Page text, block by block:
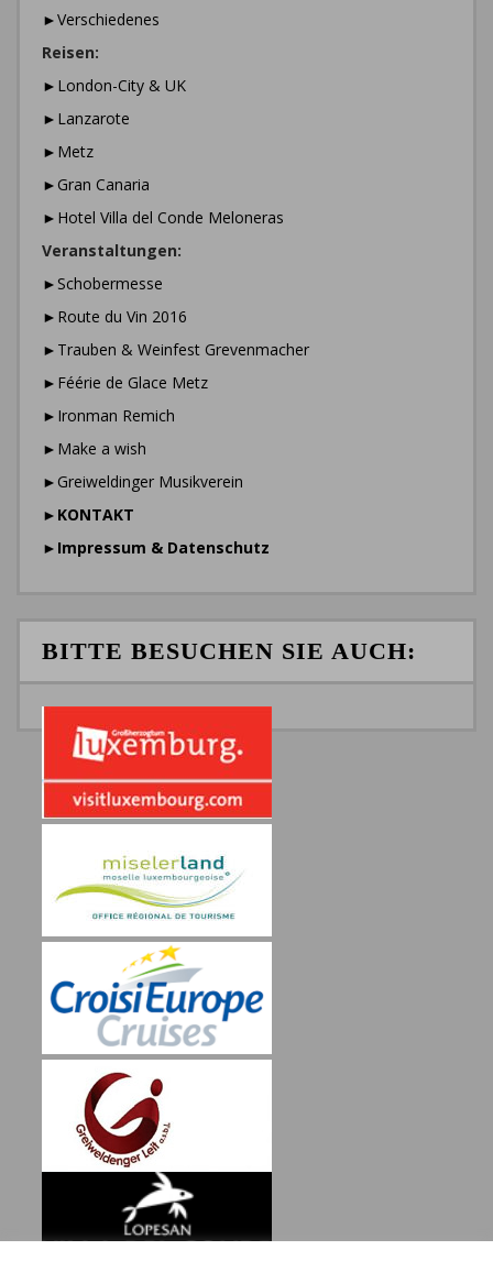
►Verschiedenes
Reisen:
►London-City & UK
►Lanzarote
►Metz
►Gran Canaria
►Hotel Villa del Conde Meloneras
Veranstaltungen:
►Schobermesse
►Route du Vin 2016
►Trauben & Weinfest Grevenmacher
►Féérie de Glace Metz
►Ironman Remich
►Make a wish
►Greiweldinger Musikverein
► KONTAKT
► Impressum & Datenschutz
BITTE BESUCHEN SIE AUCH: